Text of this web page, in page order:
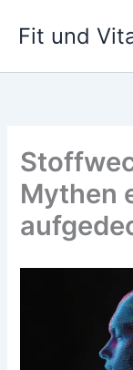
InhaltFit und
Mythen